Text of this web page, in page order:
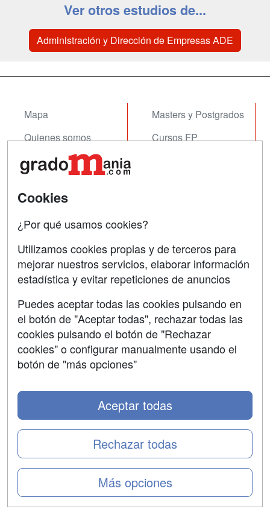
Ver otros estudios de...
Administración y Dirección de Empresas ADE
Mapa
Quienes somos
Tarifas publicidad
Acceso Centros
Masters y Postgrados
Cursos FP
Contactar
Confidencialidad
Aviso legal
Copyleft
Cookies
¿Por qué usamos cookies?
Utilizamos cookies propias y de terceros para
mejorar nuestros servicios, elaborar información
estadística y evitar repeticiones de anuncios
Puedes aceptar todas las cookies pulsando en
el botón de "Aceptar todas", rechazar todas las
cookies pulsando el botón de "Rechazar
cookies" o configurar manualmente usando el
botón de "más opciones"
Más opciones
Rechazar todas
Aceptar todas